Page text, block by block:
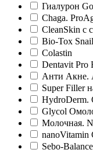
Гиалурон
Chaga.
CleanSkin с
Bio-Tox
Colastin
Dentavit Pro
Анти Акне.
Super Filler
HydroDerm.
Glycol
Молочная.
nanoVitamin
Sebo-Balance